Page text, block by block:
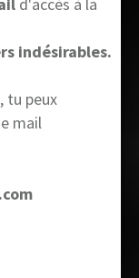
indésirables.
tu peux
mail